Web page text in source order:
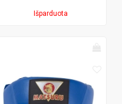
Išparduota